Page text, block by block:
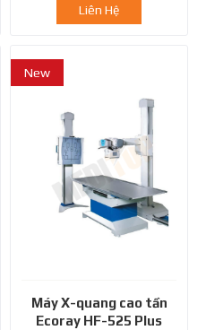
Liên Hệ
New
Máy X-quang cao tần
Ecoray HF-525 Plus